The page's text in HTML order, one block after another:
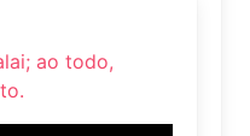
ao todo,